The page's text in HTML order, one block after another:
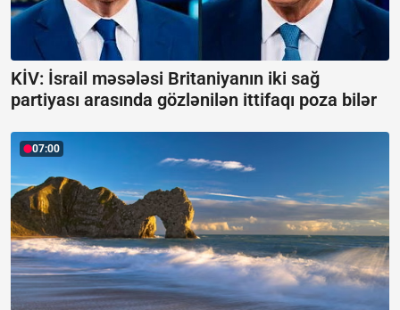
KİV: İsrail məsələsi Britaniyanın iki sağ
partiyası arasında gözlənilən ittifaqı poza bilər
07:00